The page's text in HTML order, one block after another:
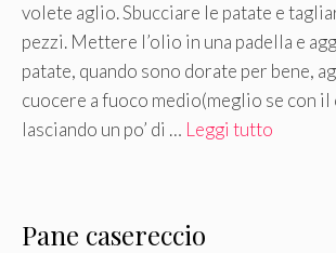
volete aglio. Sbucciare le patate e
pezzi. Mettere l’olio in una padella e
patate, quando sono dorate per bene,
cuocere a fuoco medio(meglio se con
lasciando un po’ di … Leggi tutto
Pane casereccio